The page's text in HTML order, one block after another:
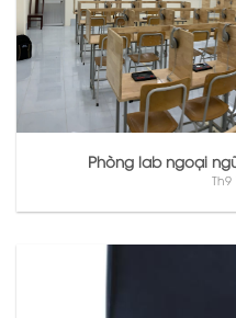
Phòng lab ngoại
Th9